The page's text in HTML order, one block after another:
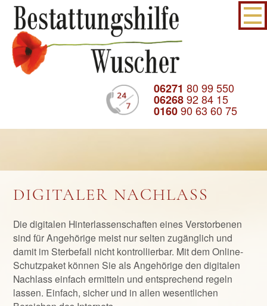
06271 80 99 550
0626892 84 15
016090 63 60 75
DIGITALER NACHLASS
Die digitalen Hinterlassenschaften eines Verstorbenen
sind für Angehörige meist nur selten zugänglich und
damit im Sterbefall nicht kontrollierbar. Mit dem Online-
Schutzpaket können Sie als Angehörige den digitalen
Nachlass einfach ermitteln und entsprechend regeln
lassen. Einfach, sicher und in allen wesentlichen